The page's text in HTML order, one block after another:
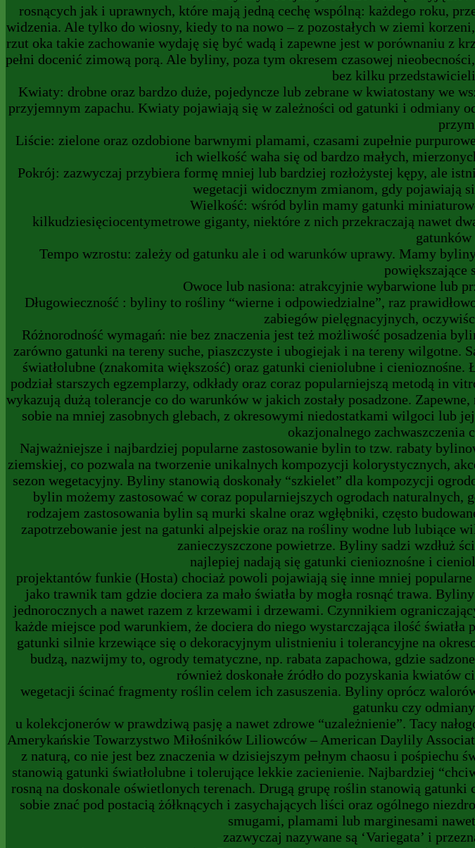
rosnących jak i uprawnych, które mają jedną cechę wspólną: każdego roku,
widzenia. Ale tylko do wiosny, kiedy to na nowo – z pozostałych w ziemi
rzut oka takie zachowanie wydaję się być wadą i zapewne jest w porównaniu z
pełni docenić zimową porą. Ale byliny, poza tym okresem czasowej
bez kilku
Kwiaty: drobne oraz bardzo duże, pojedyncze lub zebrane w kwiatostany we
przyjemnym zapachu. Kwiaty pojawiają się w zależności od gatunki i odmiany
Liście: zielone oraz ozdobione barwnymi plamami, czasami zupełnie
ich wielkość waha się od bardzo małych,
Pokrój: zazwyczaj przybiera formę mniej lub bardziej rozłożystej kępy, ale
wegetacji widocznym zmianom, gdy pojawiają
Wielkość: wśród bylin mamy gatunki
kilkudziesięciocentymetrowe giganty, niektóre z nich przekraczają nawet
gatunków
Tempo wzrostu: zależy od gatunku ale i od warunków uprawy. Mamy
powiększające
Owoce lub nasiona: atrakcyjnie wybarwione lub
Długowieczność : byliny to rośliny “wierne i odpowiedzialne”, raz
zabiegów pielęgnacyjnych,
Różnorodność wymagań: nie bez znaczenia jest też możliwość posadzenia
zarówno gatunki na tereny suche, piaszczyste i ubogiejak i na tereny
światłolubne (znakomita większość) oraz gatunki cieniolubne i
podział starszych egzemplarzy, odkłady oraz coraz popularniejszą metodą in
wykazują dużą tolerancje co do warunków w jakich zostały posadzone.
sobie na mniej zasobnych glebach, z okresowymi niedostatkami wilgoci lub
okazjonalnego zachwaszczenia
Najważniejsze i najbardziej popularne zastosowanie bylin to tzw. rabaty
ziemskiej, co pozwala na tworzenie unikalnych kompozycji kolorystycznych,
sezon wegetacyjny. Byliny stanowią doskonały “szkielet” dla kompozycji
bylin możemy zastosować w coraz popularniejszych ogrodach
rodzajem zastosowania bylin są murki skalne oraz wgłębniki, często
zapotrzebowanie jest na gatunki alpejskie oraz na rośliny wodne lub lubiące
zanieczyszczone powietrze. Byliny sadzi wzdłuż
najlepiej nadają się gatunki cienioznośne i
projektantów funkie (Hosta) chociaż powoli pojawiają się inne mniej
jako trawnik tam gdzie dociera za mało światła by mogła rosnąć trawa.
jednorocznych a nawet razem z krzewami i drzewami. Czynnikiem
każde miejsce pod warunkiem, że dociera do niego wystarczająca ilość
gatunki silnie krzewiące się o dekoracyjnym ulistnieniu i tolerancyjne na
budzą, nazwijmy to, ogrody tematyczne, np. rabata zapachowa, gdzie
również doskonałe źródło do pozyskania kwiatów
wegetacji ścinać fragmenty roślin celem ich zasuszenia. Byliny oprócz
gatunku czy
u kolekcjonerów w prawdziwą pasję a nawet zdrowe “uzależnienie”. Tacy
Amerykańskie Towarzystwo Miłośników Liliowców – American Daylily
z naturą, co nie jest bez znaczenia w dzisiejszym pełnym chaosu i
stanowią gatunki światłolubne i tolerujące lekkie zacienienie. Najbardziej
rosną na doskonale oświetlonych terenach. Drugą grupę roślin stanowią
sobie znać pod postacią żółknących i zasychających liści oraz ogólnego
smugami, plamami lub marginesami
zazwyczaj nazywane są ‘Variegata’ i